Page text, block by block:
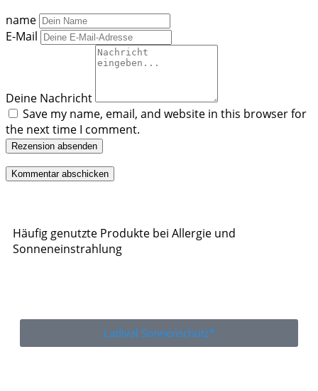
name
E-Mail
Deine Nachricht
Save my name, email, and website in this browser for
the next time I comment.
Rezension absenden
Häufig genutzte Produkte bei Allergie und
Sonneneinstrahlung
Ladival Sonnenschutz*